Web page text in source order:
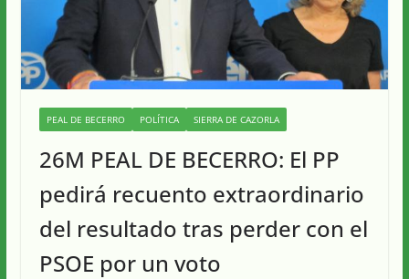
PEAL DE BECERRO POLÍTICA SIERRA DE CAZORLA
26M PEAL DE BECERRO: El PP
pedirá recuento extraordinario
del resultado tras perder con el
PSOE por un voto